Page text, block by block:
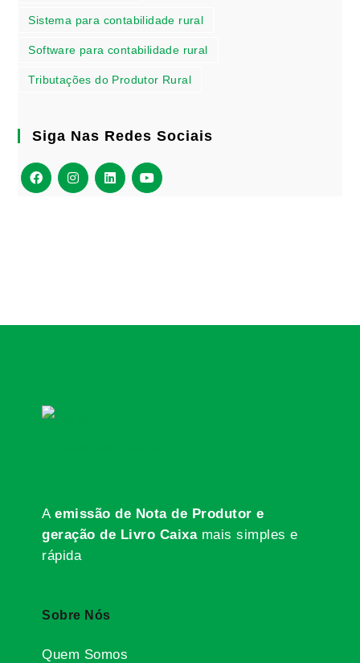
Sistema para contabilidade rural
Software para contabilidade rural
Tributações do Produtor Rural
Siga Nas Redes Sociais
Aemissão de Nota de Produtor e
geração de Livro Caixamais simples e
rápida
Sobre Nós
Quem Somos